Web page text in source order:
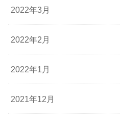
2022年3月
2022年2月
2022年1月
2021年12月